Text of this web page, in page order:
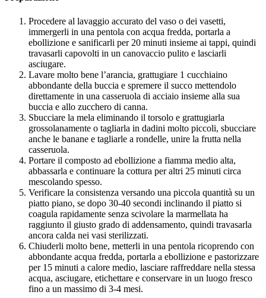
Procedere al lavaggio accurato del vaso o dei vasetti,
immergerli in una pentola con acqua fredda, portarla a
ebollizione e sanificarli per 20 minuti insieme ai tappi, quindi
travasarli capovolti in un canovaccio pulito e lasciarli
asciugare.
Lavare molto bene l’arancia, grattugiare 1 cucchiaino
abbondante della buccia e spremere il succo mettendolo
direttamente in una casseruola di acciaio insieme alla sua
buccia e allo zucchero di canna.
Sbucciare la mela eliminando il torsolo e grattugiarla
grossolanamente o tagliarla in dadini molto piccoli, sbucciare
anche le banane e tagliarle a rondelle, unire la frutta nella
casseruola.
Portare il composto ad ebollizione a fiamma medio alta,
abbassarla e continuare la cottura per altri 25 minuti circa
mescolando spesso.
Verificare la consistenza versando una piccola quantità su un
piatto piano, se dopo 30-40 secondi inclinando il piatto si
coagula rapidamente senza scivolare la marmellata ha
raggiunto il giusto grado di addensamento, quindi travasarla
ancora calda nei vasi sterilizzati.
Chiuderli molto bene, metterli in una pentola ricoprendo con
abbondante acqua fredda, portarla a ebollizione e pastorizzare
per 15 minuti a calore medio, lasciare raffreddare nella stessa
acqua, asciugare, etichettare e conservare in un luogo fresco
fino a un massimo di 3-4 mesi.